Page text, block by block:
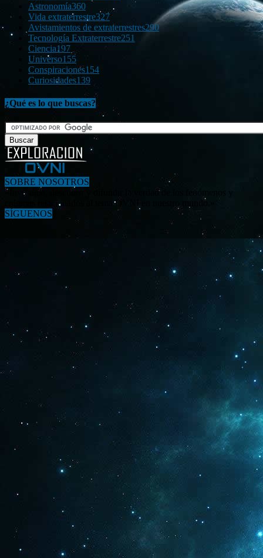
Astronomía360
Vida extraterrestre327
Avistamientos de extraterrestres290
Tecnología Extraterrestre251
Ciencia197
Universo155
Conspiraciones154
Curiosidades139
¿Qué es lo que buscas?
SOBRE NOSOTROS
«Investigar, descubrir y difundir la verdad de los fenómenos y
enigmas relacionados al tema OVNI en nuestro mundo.»
SÍGUENOS